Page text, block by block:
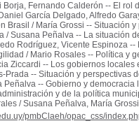
Borja, Fernando Calderón -- El rol
García Delgado, Alfredo
Brasil / María Grossi -- Situación
/ Susana Peñalva -- La situación
Rodríguez, Vicente Espinoza
/ Mario Rosales -- Política y
Ziccardi -- Los gobiernos locales
Prada -- Situación y perspectivas
Peñalva -- Gobierno y democracia
y de la política
/ Susana Peñalva, María
pmbClaeh/opac_css/